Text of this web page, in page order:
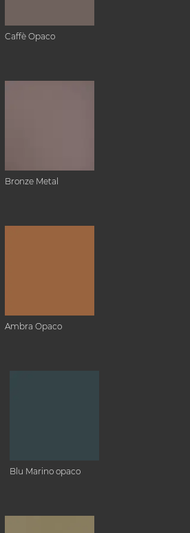
Caffè Opaco
Bronze Metal
Ambra Opaco
Blu Marino opaco